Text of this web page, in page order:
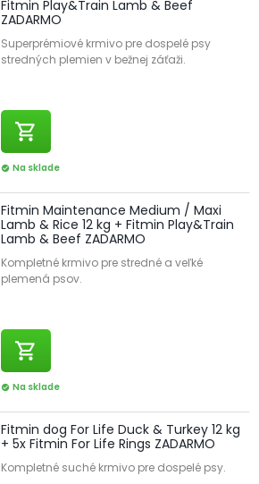
Fitmin Play&Train Lamb & Beef
ZADARMO
Superprémiové krmivo pre dospelé psy
stredných plemien v bežnej záťaži.
shopping_cart
check_circle Na sklade
Fitmin Maintenance Medium / Maxi
Lamb & Rice 12 kg + Fitmin Play&Train
Lamb & Beef ZADARMO
Kompletné krmivo pre stredné a veľké
plemená psov.
shopping_cart
check_circle Na sklade
Fitmin dog For Life Duck & Turkey 12 kg
+ 5x Fitmin For Life Rings ZADARMO
Kompletné suché krmivo pre dospelé psy.